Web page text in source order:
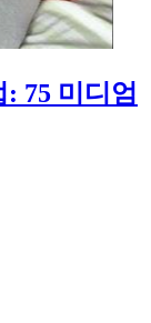
75 미디엄